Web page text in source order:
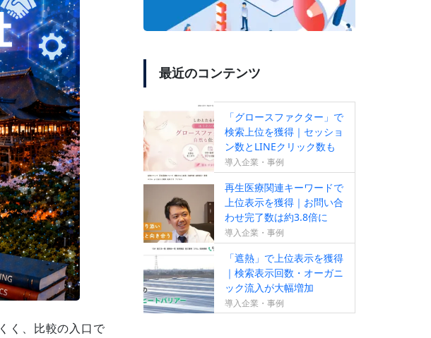
インサロン
Instagram運
応募フォー
【SEO成果が出ていない方必
見！】無料SEOセカンドオピニ
オンサービスのお知らせ
ンサルティン
らせ
【新サービス】成果報酬型リス
ティング広告のお知らせ
】
すべての作業がオールインワン
く、比較の入口で
最近のコンテンツ
「グロースファクター」で
検索上位を獲得｜セッショ
ン数とLINEクリック数も
増加
導入企業・事例
再生医療関連キーワードで
上位表示を獲得｜お問い合
わせ完了数は約3.8倍に
導入企業・事例
「遮熱」で上位表示を獲得
｜検索表示回数・オーガニ
ック流入が大幅増加
導入企業・事例